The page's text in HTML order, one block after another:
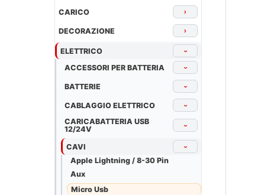
CARICO ›
DECORAZIONE ›
ELETTRICO ›
ACCESSORI PER BATTERIA ›
BATTERIE ›
CABLAGGIO ELETTRICO ›
CARICABATTERIA USB
12/24V
›
CAVI ›
Apple Lightning / 8-30 Pin
Aux
Micro Usb